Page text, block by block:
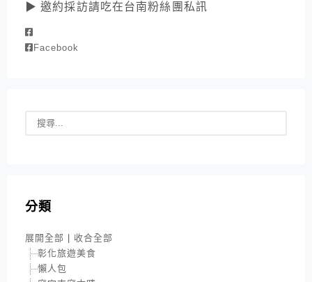
▶ 邀約採訪請吃在台南粉絲團私訊
Facebook
分類
展開全部
收合全部
彰化旅遊美食
懶人包